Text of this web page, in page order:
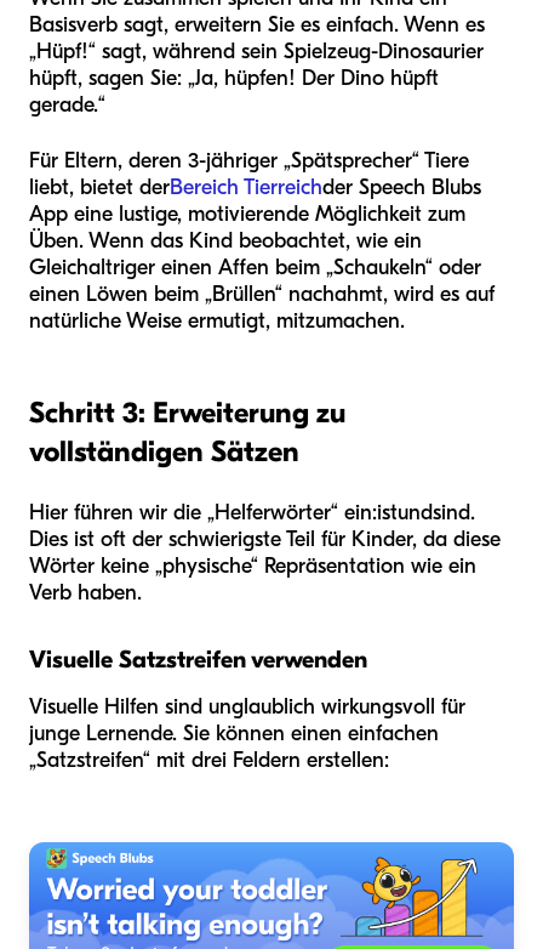
Basisverb sagt, erweitern Sie es einfach. Wenn es
„Hüpf!“ sagt, während sein Spielzeug-Dinosaurier
hüpft, sagen Sie: „Ja, hüpfen! Der Dino hüpft
gerade.“
Für Eltern, deren 3-jähriger „Spätsprecher“ Tiere
liebt, bietet derBereich Tierreichder Speech Blubs
App eine lustige, motivierende Möglichkeit zum
Üben. Wenn das Kind beobachtet, wie ein
Gleichaltriger einen Affen beim „Schaukeln“ oder
einen Löwen beim „Brüllen“ nachahmt, wird es auf
natürliche Weise ermutigt, mitzumachen.
Schritt 3: Erweiterung zu
vollständigen Sätzen
Hier führen wir die „Helferwörter“ ein:istundsind.
Dies ist oft der schwierigste Teil für Kinder, da diese
Wörter keine „physische“ Repräsentation wie ein
Verb haben.
Visuelle Satzstreifen verwenden
Visuelle Hilfen sind unglaublich wirkungsvoll für
junge Lernende. Sie können einen einfachen
„Satzstreifen“ mit drei Feldern erstellen: